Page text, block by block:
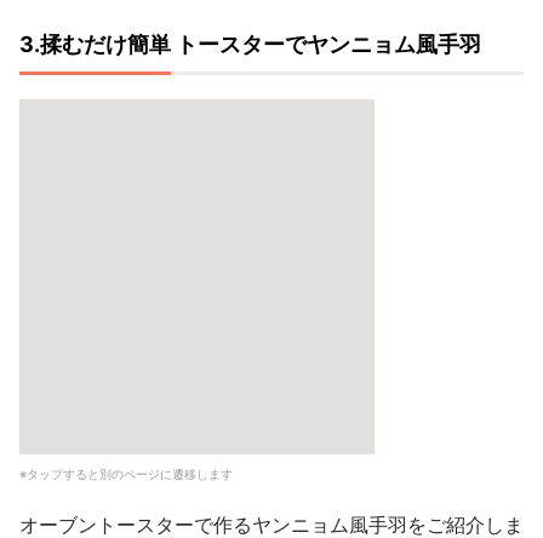
3.揉むだけ簡単 トースターでヤンニョム風手羽
※タップすると別のページに遷移します
オーブントースターで作るヤンニョム風手羽をご紹介しま